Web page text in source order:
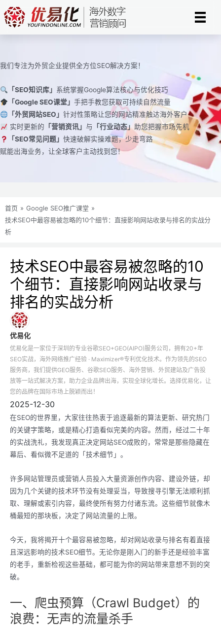
至
我们专注为外贸企业提供全方位SEO解决方案！
「SEO知识库」 系统掌握Google算法核心与优化技巧
「Google SEO课堂」 手把手教您获取可持续自然流量
「外贸网站SEO」 针对性策略让您的网站精准触达海外客户
实时更新的 「营销资讯」 与 「行业动态」 助您把握市场先机
「SEO常见问题」 快速破解实操难题，少走弯路
赋能出海业务，让全球客户主动找到您！
首页 » Google SEO推广课堂 »
技术SEO中最容易被忽略的10个细节：直接影响网站收录与排名的实战分
析
技术SEO中最容易被忽略的10
个细节：直接影响网站收录与
排名的实战分析
优易化
优易化是一家位于深圳的专业谷歌SEO+GEO(AIPO)服务公司，拥有20+年
SEO实战，海外网络推广经验 · Maximizer®专利优化技术。作为领先的SEO
服务商，我们提供GEO服务、谷歌SEO服务、海外营销、外贸建站及广告投
放等一站式解决方案，助力企业品牌出海，实现全球化增长。选择优易化，让
您的品牌在国际市场上脱颖而出！
2025-12-30
在SEO的世界里，大家往往热衷于追逐最新的算法更新、研究热门
的关键字策略，或是精心打造看似完美的内容。然而，经过二十年
的实战洗礼，我发现真正决定网站SEO成败的，常常是那些隐藏在
幕后、看似微不足道的「技术细节」。
许多网站管理员或营销人员投入大量资源创作内容、建设外链，却
因为几个关键的技术环节没有处理妥当，导致搜寻引擎无法顺利抓
取、理解或索引内容，最终使所有努力付诸东流。这些细节就像木
桶最短的那块板，决定了网站流量的上限。
今天，我将揭开十个最容易被忽略，却对网站收录与排名有着直接
且深远影响的技术SEO细节。无论你是刚入门的新手还是经验丰富
的老手，重新检视这些基础，都可能为你的网站带来意想不到的突
破。
一、爬虫预算（Crawl Budget）的
浪费：无声的流量杀手